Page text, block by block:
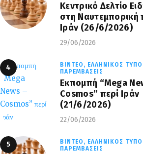
Κεντρικό Δελτίο
στη Ναυτεμπορική
Iράν (26/6/2026)
29/06/2026
ΒΊΝΤΕΟ, ΕΛΛΗΝΙΚΌΣ
ΠΑΡΕΜΒΆΣΕΙΣ
Eκπομπή “Mega
Cosmos” περί Ιράν
(21/6/2026)
22/06/2026
ΒΊΝΤΕΟ, ΕΛΛΗΝΙΚΌΣ
ΠΑΡΕΜΒΆΣΕΙΣ